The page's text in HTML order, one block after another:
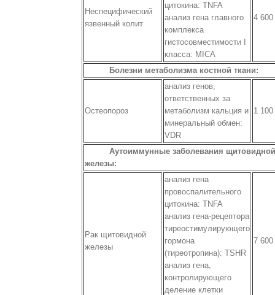
Неспецифический
язвенный колит
цитокина: TNFA
анализ гена главного
комплекса
гистосовместимости I
класса: MICA
4 600
Болезни метаболизма костной ткани:
Остеопороз
анализ генов,
ответственных за
метаболизм кальция и
минеральный обмен:
VDR
1 100
Аутоиммунные заболевания
железы:
Рак щитовидной
железы
анализ гена
провоспалительного
цитокина: TNFA
анализ гена-рецептора
тиреостимулирующего
гормона
(тиреотропина): TSHR
анализ гена,
контролирующего
деление клетки
7 600